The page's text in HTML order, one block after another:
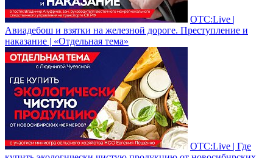
ОТС:Live |
Авиадебош и взятки на железной дороге. Преступление и
наказание | «Отдельная тема»
ОТС:Live | Где